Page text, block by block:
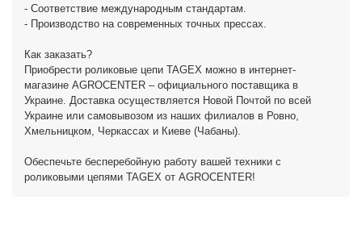
- Соответствие международным стандартам.
- Производство на современных точных прессах.
Как заказать?
Приобрести роликовые цепи TAGEX можно в интернет-
магазине AGROCENTER – официального поставщика в
Украине. Доставка осуществляется Новой Почтой по всей
Украине или самовывозом из наших филиалов в Ровно,
Хмельницком, Черкассах и Киеве (Чабаны).
Обеспечьте бесперебойную работу вашей техники с
роликовыми цепями TAGEX от AGROCENTER!